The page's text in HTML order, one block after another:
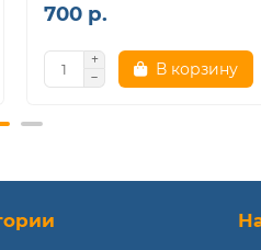
700 р.
В корзину